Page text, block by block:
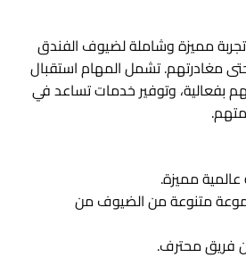
مميزة وشاملة لضيوف الفندق
مغادرتهم. تشمل المهام استقبال
بفعالية، وتوفير خدمات تساعد في
مميزة.
متنوعة من الضيوف من
فريق محترف.